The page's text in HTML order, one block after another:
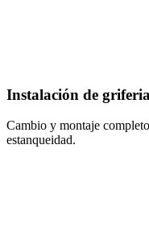
Instalación de
Cambio y montaje
estanqueidad.